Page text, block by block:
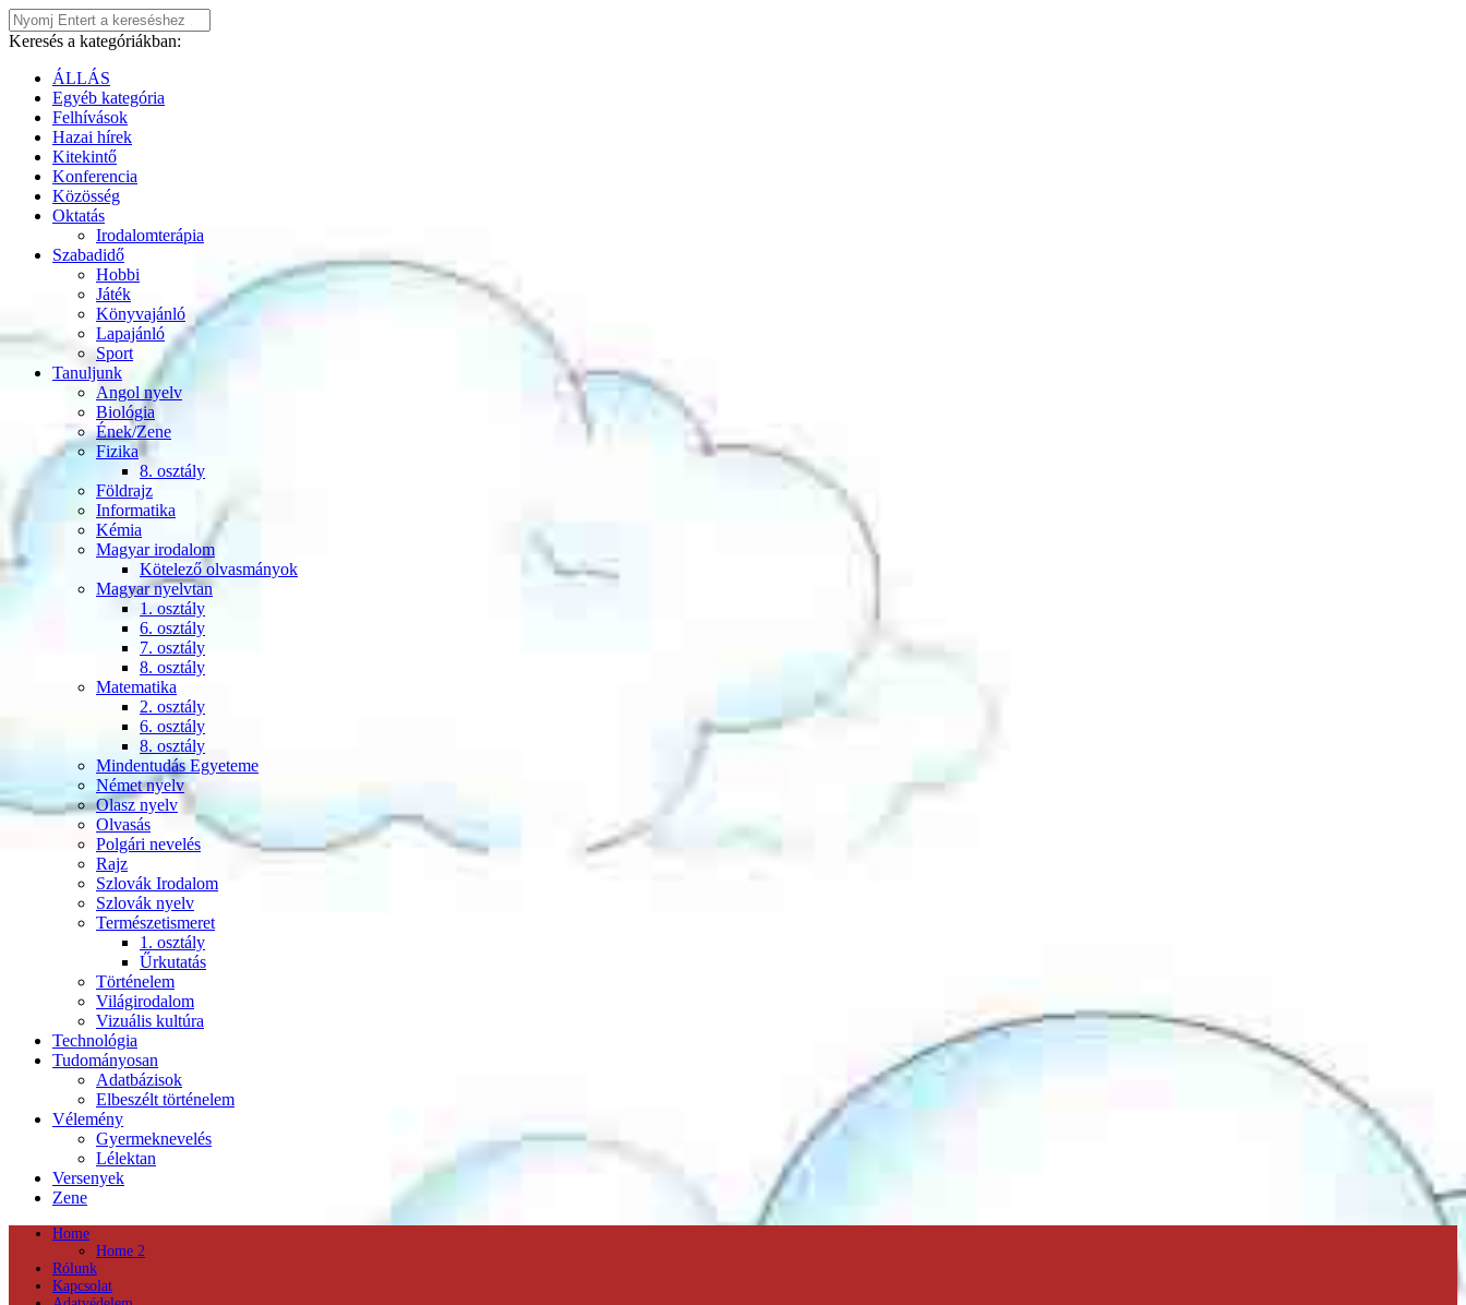
Keresés a kategóriákban:
ÁLLÁS
Egyéb kategória
Felhívások
Hazai hírek
Kitekintő
Konferencia
Közösség
Oktatás
Irodalomterápia
Szabadidő
Hobbi
Játék
Könyvajánló
Lapajánló
Sport
Tanuljunk
Angol nyelv
Biológia
Ének/Zene
Fizika
8. osztály
Földrajz
Informatika
Kémia
Magyar irodalom
Kötelező olvasmányok
Magyar nyelvtan
1. osztály
6. osztály
7. osztály
8. osztály
Matematika
2. osztály
6. osztály
8. osztály
Mindentudás Egyeteme
Német nyelv
Olasz nyelv
Olvasás
Polgári nevelés
Rajz
Szlovák Irodalom
Szlovák nyelv
Természetismeret
1. osztály
Űrkutatás
Történelem
Világirodalom
Vizuális kultúra
Technológia
Tudományosan
Adatbázisok
Elbeszélt történelem
Vélemény
Gyermeknevelés
Lélektan
Versenyek
Zene
Home
Home 2
Rólunk
Kapcsolat